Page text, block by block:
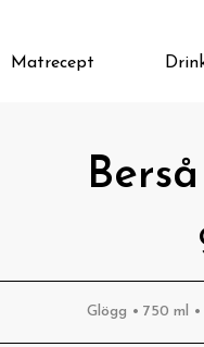
Matrecept
Glögg • 750 ml